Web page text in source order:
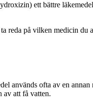
ett bättre
reda på vilken medicin du
används ofta av en
av att få vatten.